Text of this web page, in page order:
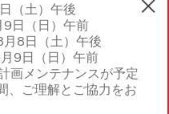
（土）午後
日（日）午前
8日（土）午後
9日（日）午前
画メンテナンスが予定
、ご理解とご協力をお